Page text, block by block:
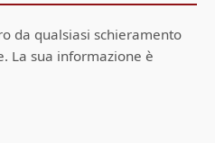
da qualsiasi schieramento
La sua informazione è